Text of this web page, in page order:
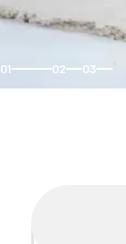
01 02 03